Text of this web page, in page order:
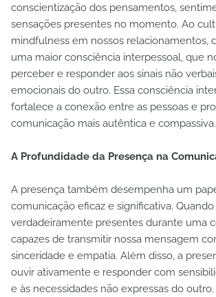
conscientização dos pensamentos,
sensações presentes no momento. Ao
mindfulness em nossos relacionamentos,
uma maior consciência interpessoal, que
perceber e responder aos sinais não
emocionais do outro. Essa consciência
fortalece a conexão entre as pessoas e
comunicação mais autêntica e compassiva.
A Profundidade da Presença na
A presença também desempenha um
comunicação eficaz e significativa.
verdadeiramente presentes durante uma
capazes de transmitir nossa mensagem
sinceridade e empatia. Além disso, a
ouvir ativamente e responder com
e às necessidades não expressas do outro.